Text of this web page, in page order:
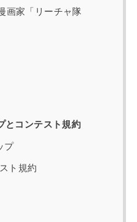
画家「リーチャ隊
とコンテスト規約
プ
ト規約